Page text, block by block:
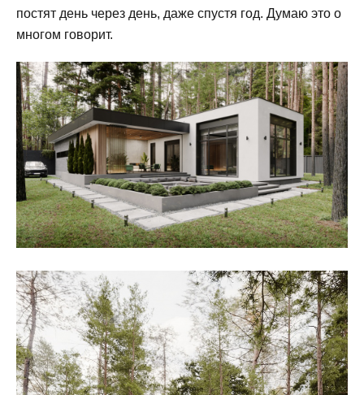
постят день через день, даже спустя год. Думаю это о
многом говорит.